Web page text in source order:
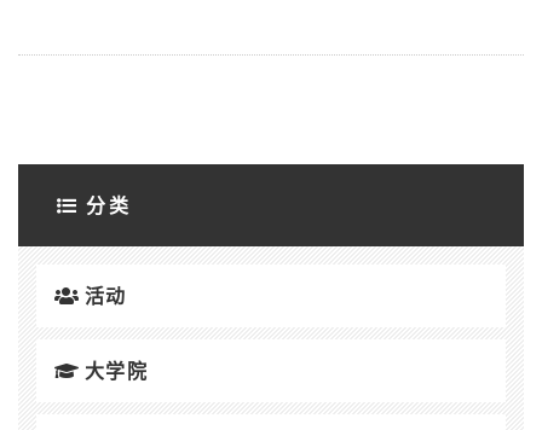
分类
活动
大学院